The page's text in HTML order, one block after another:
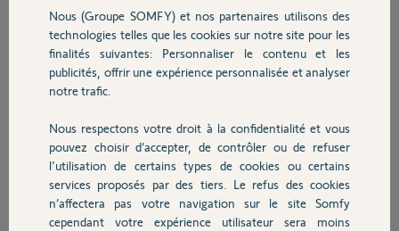
Sécurité
Domotique
Chauffage
Autres produits
internet s'est coupée.
elle ne repond pas, j'ai
donc supprimé la Camera
de mon application
impossible. A un
moment elle demande de
presenter un QRcode sur le portable a la caméra mais impossible de
valider cette étape reconnaissance impossible même sur impression
papier. Reset effectué sur l'arrière de la caméra (1sec, 6 sec et plus de
15sec), alimentation coupé toute une nuit mais je reste bloqué.
Nous (Groupe SOMFY) et nos partenaires utilisons des
technologies telles que les cookies sur notre site pour les
finalités suivantes: Personnaliser le contenu et les
publicités, offrir une expérience personnalisée et analyser
notre trafic.
Nous respectons votre droit à la confidentialité et vous
pouvez choisir d’accepter, de contrôler ou de refuser
l'utilisation de certains types de cookies ou certains
services proposés par des tiers. Le refus des cookies
n’affectera pas votre navigation sur le site Somfy
cependant votre expérience utilisateur sera moins